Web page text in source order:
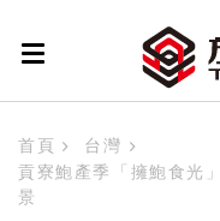
首頁
台灣
貢寮鮑產季「擁鮑食光
景